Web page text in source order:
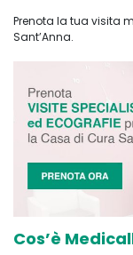
Prenota la tua visita
Sant’Anna.
Cos’è